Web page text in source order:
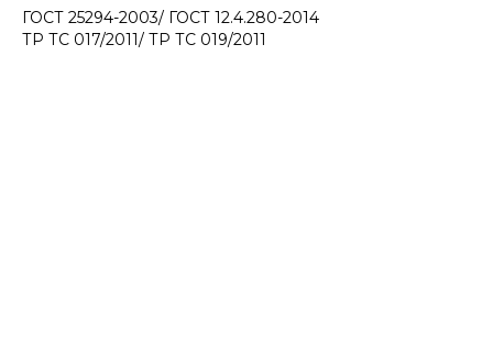
ГОСТ 25294-2003/ ГОСТ 12.4.280-2014
ТР ТС 017/2011/ ТР ТС 019/2011